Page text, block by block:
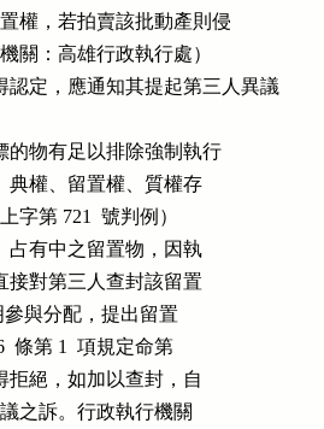
置權，若拍賣該批動產則侵
機關：高雄行政執行處）
定，應通知其提起第三人異議
標的物有足以排除強制執行
、典權、留置權、質權存
字第 721  號判例）
）占有中之留置物，因執
直接對第三人查封該留置
明參與分配，提出留置
條第 1  項規定命第
得拒絕，如加以查封，自
議之訴。行政執行機關